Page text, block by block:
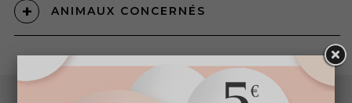
ANIMAUX CONCERNÉS